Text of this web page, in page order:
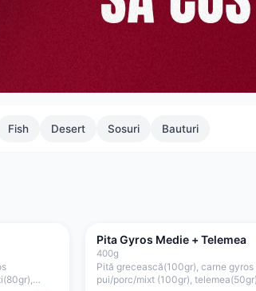
Fish Desert Sosuri Bauturi
Pita Gyros Medie + Telemea
400g
Pită grecească(100gr), carne gyros
pui/porc/mixt (100gr),